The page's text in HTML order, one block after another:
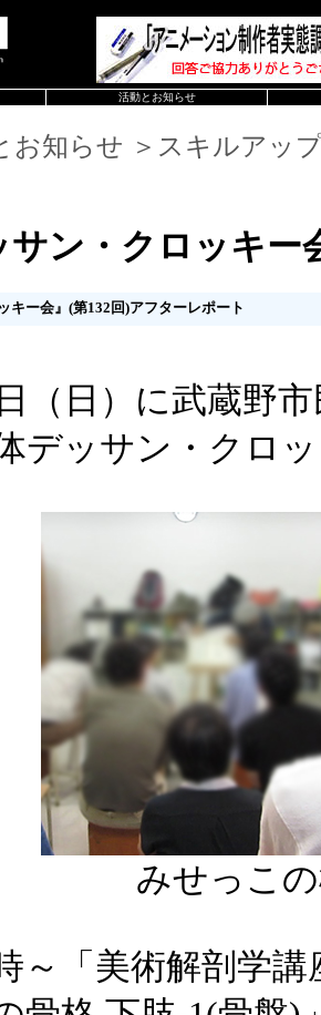
活動とお知らせ
お知らせ ＞スキルアッ
サン・クロッキー
キー会』(第132回)アフターレポート
（日）に武蔵野
デッサン・クロ
みせっこ
～「美術解剖学